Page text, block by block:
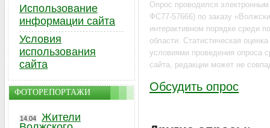
Опрос проводился
ФС77-57666) по заказу
интерактивном порядке среди
области. Статистическая
условиями проведения опроса
сайта, редакции может не
Обсудить опрос
Использование
информации сайта
Условия
использования
сайта
ФОТОРЕПОРТАЖИ
14.04
Жители